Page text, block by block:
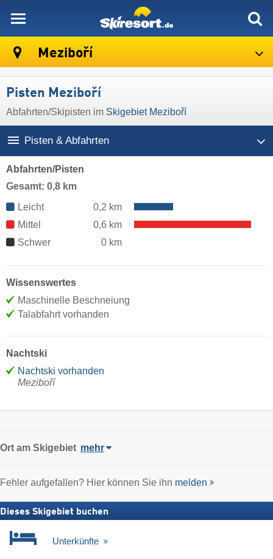
Meziboří
Pisten Meziboří
Abfahrten/Skipisten im Skigebiet Meziboří
Pisten & Abfahrten
Abfahrten/Pisten
Gesamt: 0,8 km
Leicht
0,2 km
Mittel
0,6 km
Schwer
0 km
Wissenswertes
Maschinelle Beschneiung
Talabfahrt vorhanden
Nachtski
Nachtski vorhanden
Meziboří
Ort am Skigebiet mehr
Fehler aufgefallen? Hier können Sie ihn melden
Dieses Skigebiet buchen
Unterkünfte